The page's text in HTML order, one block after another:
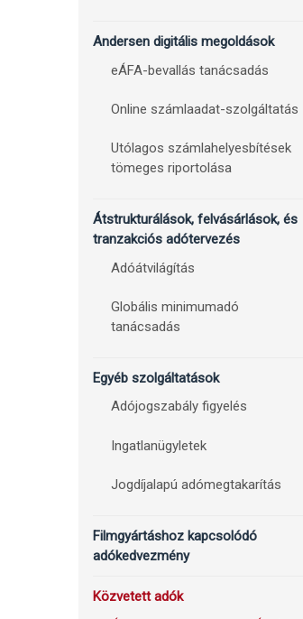
Andersen digitális megoldások
eÁFA-bevallás tanácsadás
Online számlaadat-szolgáltatás
Utólagos számlahelyesbítések
tömeges riportolása
Átstrukturálások, felvásárlások, és
tranzakciós adótervezés
Adóátvilágítás
Globális minimumadó
tanácsadás
Egyéb szolgáltatások
Adójogszabály figyelés
Ingatlanügyletek
Jogdíjalapú adómegtakarítás
Filmgyártáshoz kapcsolódó
adókedvezmény
Közvetett adók